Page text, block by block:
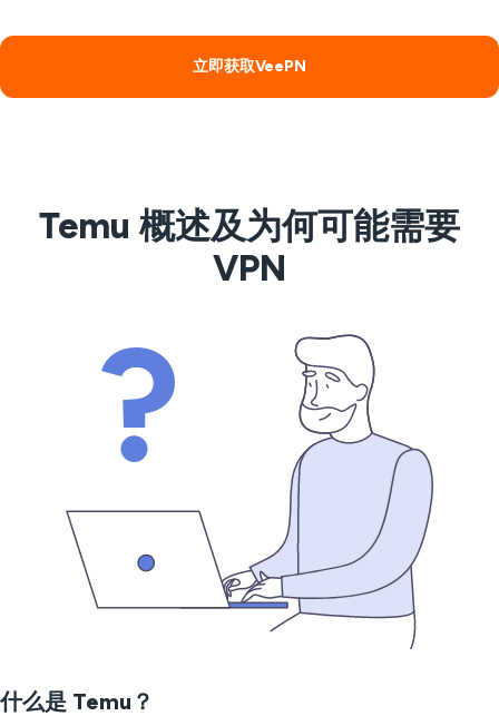
立即获取VeePN
Temu 概述及为何可能需要
VPN
什么是 Temu？